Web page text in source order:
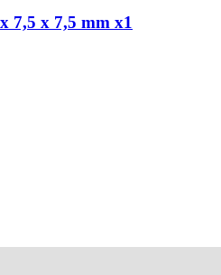
7,5 x 7,5 mm x1